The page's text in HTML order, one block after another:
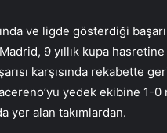
ve ligde gösterdiği
9 yıllık kupa
karşısında rekabette
yedek ekibine 1-
yer alan takımlardan.